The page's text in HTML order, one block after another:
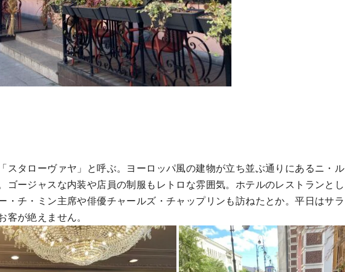
スタローヴァヤ」と呼ぶ。ヨーロッパ風の建物が立ち並ぶ通りにあるニ・ル
ゴージャスな内装や店員の制服もレトロな雰囲気。ホテルのレストランとし
・チ・ミン主席や俳優チャールズ・チャップリンも訪ねたとか。平日はサラ
客が絶えません。